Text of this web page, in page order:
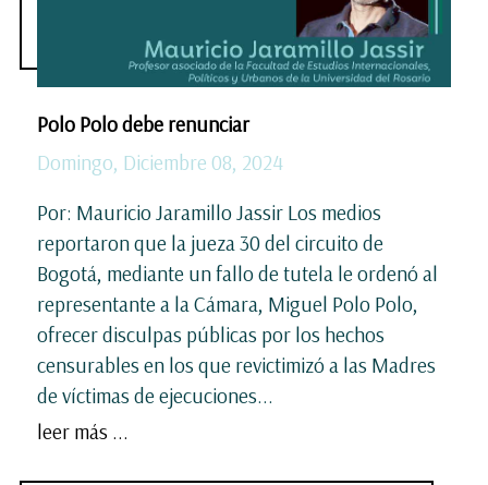
Polo Polo debe renunciar
Domingo, Diciembre 08, 2024
Por: Mauricio Jaramillo Jassir Los medios
reportaron que la jueza 30 del circuito de
Bogotá, mediante un fallo de tutela le ordenó al
representante a la Cámara, Miguel Polo Polo,
ofrecer disculpas públicas por los hechos
censurables en los que revictimizó a las Madres
de víctimas de ejecuciones...
leer más ...